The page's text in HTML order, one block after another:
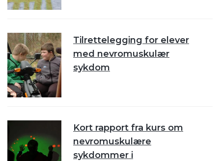
Tilrettelegging for elever
med nevromuskulær
sykdom
Kort rapport fra kurs om
nevromuskulære
sykdommer i